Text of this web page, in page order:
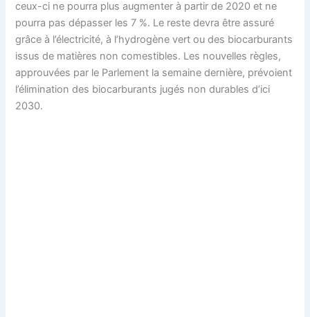
ceux-ci ne pourra plus augmenter à partir de 2020 et ne
pourra pas dépasser les 7 %. Le reste devra être assuré
grâce à l’électricité, à l’hydrogène vert ou des biocarburants
issus de matières non comestibles. Les nouvelles règles,
approuvées par le Parlement la semaine dernière, prévoient
l’élimination des biocarburants jugés non durables d’ici
2030.